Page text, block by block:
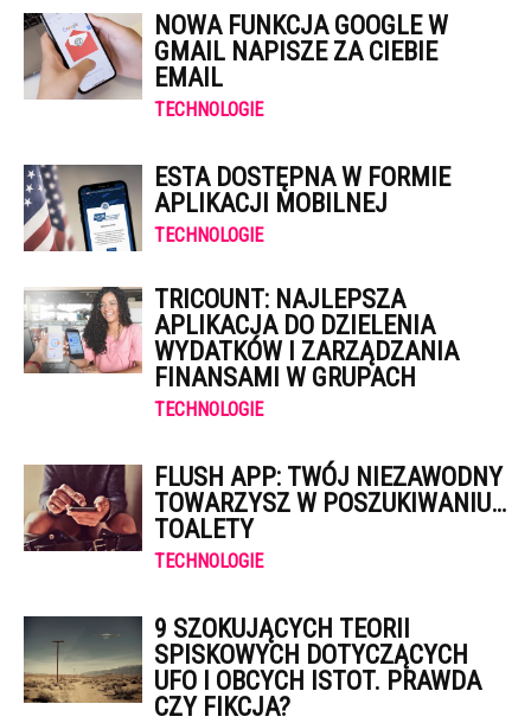
NOWA FUNKCJA GOOGLE W
GMAIL NAPISZE ZA CIEBIE
EMAIL
TECHNOLOGIE
ESTA DOSTĘPNA W FORMIE
APLIKACJI MOBILNEJ
TECHNOLOGIE
TRICOUNT: NAJLEPSZA
APLIKACJA DO DZIELENIA
WYDATKÓW I ZARZĄDZANIA
FINANSAMI W GRUPACH
TECHNOLOGIE
FLUSH APP: TWÓJ NIEZAWODNY
TOWARZYSZ W POSZUKIWANIU…
TOALETY
TECHNOLOGIE
9 SZOKUJĄCYCH TEORII
SPISKOWYCH DOTYCZĄCYCH
UFO I OBCYCH ISTOT. PRAWDA
CZY FIKCJA?